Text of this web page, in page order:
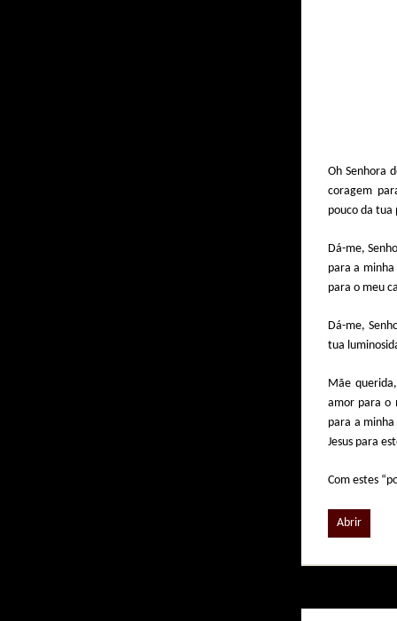
Oh Senhora
coragem
pouco da
Dá-me,
para a
para o meu
Dá-me,
tua
Mãe
amor para o
para a
Jesus para
Com estes
Abrir